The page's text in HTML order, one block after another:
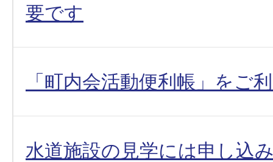
要です
「町内会活動便利帳」をご
水道施設の見学には申し込